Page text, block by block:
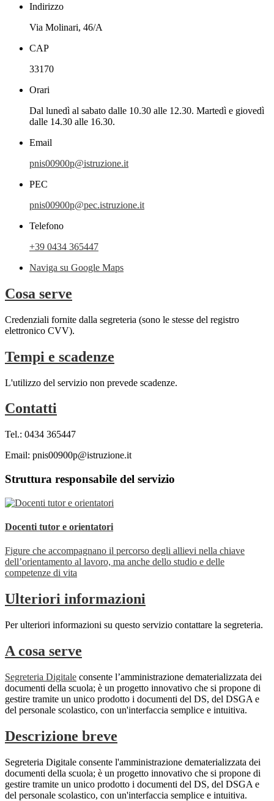
Indirizzo
Via Molinari, 46/A
CAP
33170
Orari
Dal lunedì al sabato dalle 10.30 alle 12.30. Martedì e giovedì
dalle 14.30 alle 16.30.
Email
pnis00900p@istruzione.it
PEC
pnis00900p@pec.istruzione.it
Telefono
+39 0434 365447
Naviga su Google Maps
Cosa serve
Credenziali fornite dalla segreteria (sono le stesse del registro
elettronico CVV).
Tempi e scadenze
L'utilizzo del servizio non prevede scadenze.
Contatti
Tel.: 0434 365447
Email: pnis00900p@istruzione.it
Struttura responsabile del servizio
Docenti tutor e orientatori
Figure che accompagnano il percorso degli allievi nella chiave
dell’orientamento al lavoro, ma anche dello studio e delle
competenze di vita
Ulteriori informazioni
Per ulteriori informazioni su questo servizio contattare la segreteria.
A cosa serve
Segreteria Digitale consente l’amministrazione dematerializzata dei
documenti della scuola; è un progetto innovativo che si propone di
gestire tramite un unico prodotto i documenti del DS, del DSGA e
del personale scolastico, con un'interfaccia semplice e intuitiva.
Descrizione breve
Segreteria Digitale consente l'amministrazione dematerializzata dei
documenti della scuola; è un progetto innovativo che si propone di
gestire tramite un unico prodotto i documenti del DS, del DSGA e
del personale scolastico, con un'interfaccia semplice e intuitiva.